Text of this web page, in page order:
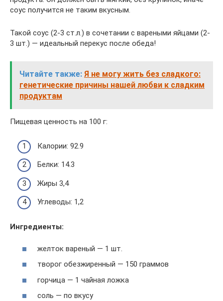
соус получится не таким вкусным.
Такой соус (2-3 ст.л.) в сочетании с вареными яйцами (2-
3 шт.) — идеальный перекус после обеда!
Читайте также: Я не могу жить без сладкого:
генетические причины нашей любви к сладким
продуктам
Пищевая ценность на 100 г:
Калории: 92.9
Белки: 14.3
Жиры 3,4
Углеводы: 1,2
Ингредиенты:
желток вареный — 1 шт.
творог обезжиренный — 150 граммов
горчица — 1 чайная ложка
соль — по вкусу